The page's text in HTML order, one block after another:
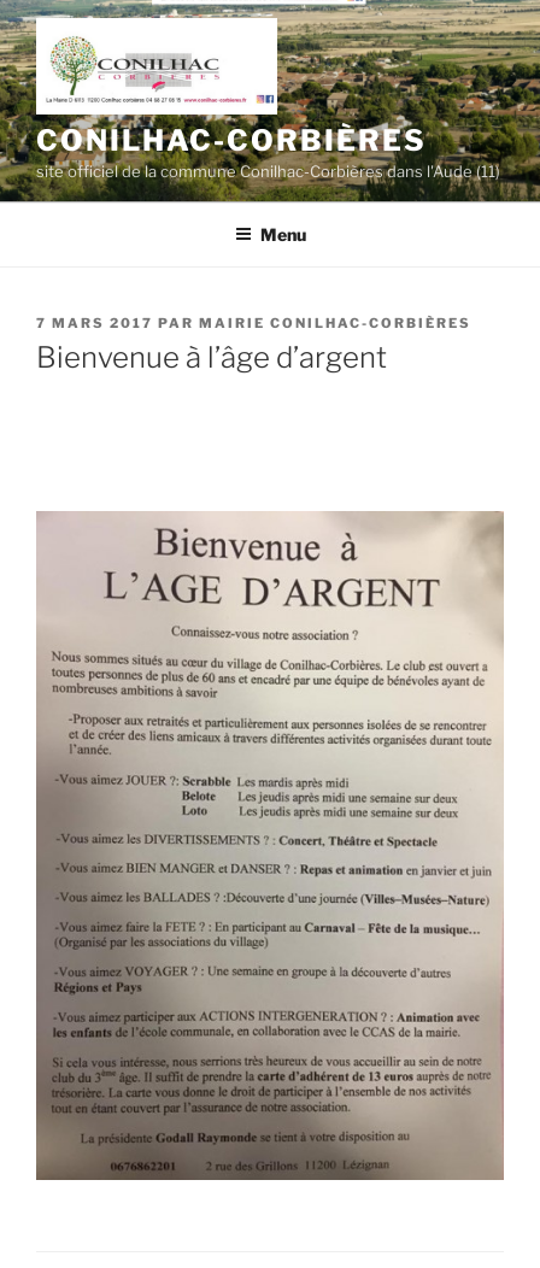
Aller
au
contenu
principal
CONILHAC-CORBIÈRES
site officiel de la commune Conilhac-Corbières dans l'Aude (11)
Menu
PUBLIÉ
LE
7 MARS 2017 PAR MAIRIE CONILHAC-CORBIÈRES
Bienvenue à l’âge d’argent